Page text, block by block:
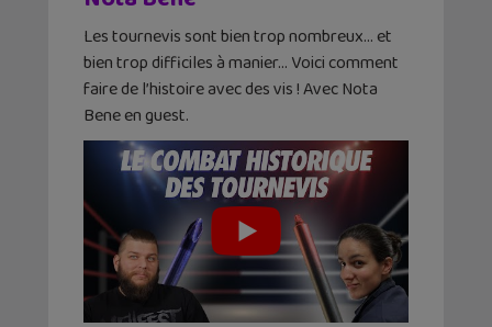
Les tournevis sont bien trop nombreux… et
bien trop difficiles à manier… Voici comment
faire de l’histoire avec des vis ! Avec Nota
Bene en guest.